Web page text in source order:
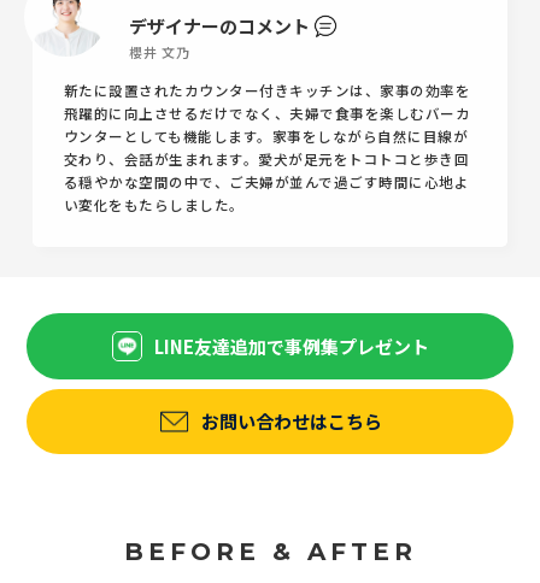
デザイナーのコメント
櫻井 文乃
新たに設置されたカウンター付きキッチンは、家事の効率を
飛躍的に向上させるだけでなく、夫婦で食事を楽しむバーカ
ウンターとしても機能します。家事をしながら自然に目線が
交わり、会話が生まれます。愛犬が足元をトコトコと歩き回
る穏やかな空間の中で、ご夫婦が並んで過ごす時間に心地よ
い変化をもたらしました。
LINE友達追加で事例集プレゼント
お問い合わせはこちら
BEFORE & AFTER